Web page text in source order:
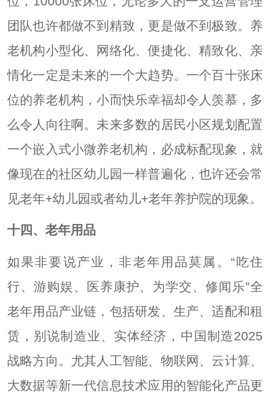
团队也许都做不到精致，更是做不到极致。养
老机构小型化、网络化、便捷化、精致化、亲
情化一定是未来的一个大趋势。一个百十张床
位的养老机构，小而快乐幸福却令人羡慕，多
么令人向往啊。未来多数的居民小区规划配置
一个嵌入式小微养老机构，必成标配现象，就
像现在的社区幼儿园一样普遍化，也许还会常
见老年+幼儿园或者幼儿+老年养护院的现象。
十四、老年用品
如果非要说产业，非老年用品莫属。“吃住
行、游购娱、医养康护、为学交、修闻乐”全
老年用品产业链，包括研发、生产、适配和租
赁，别说制造业、实体经济，中国制造2025
战略方向。尤其人工智能、物联网、云计算、
大数据等新一代信息技术应用的智能化产品更